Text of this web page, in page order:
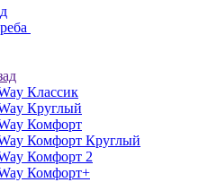
Классик
Круглый
Комфорт
Комфорт Круглый
Комфорт 2
Комфорт+